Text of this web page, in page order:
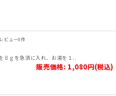
レビュー0件
８ｇを急須に入れ、お湯を１..
販売価格: 1,080円(税込)